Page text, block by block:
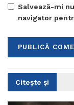
Salvează-mi
navigator
Citește și